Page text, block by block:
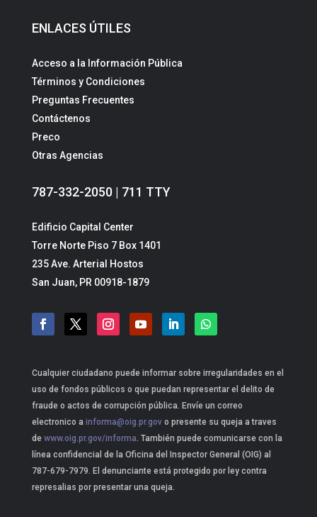
ENLACES ÚTILES
Acceso a la Información Pública
Términos y Condiciones
Preguntas Frecuentes
Contáctenos
Preco
Otras Agencias
787-332-2050 | 711 TTY
Edificio Capital Center
Torre Norte Piso 7 Box 1401
235 Ave. Arterial Hostos
San Juan, PR 00918-1879
Cualquier ciudadano puede informar sobre irregularidades en el
uso de fondos públicos o que puedan representar el delito de
fraude o actos de corrupción pública. Envíe un correo
electronico a informa@oig.pr.govo presente su queja a traves
dewww.oig.pr.gov/informa. También puede comunicarse con la
línea confidencial de la Oficina del Inspector General (OIG) al
787-679-7979. El denunciante está protegido por ley contra
represalias por presentar una queja.